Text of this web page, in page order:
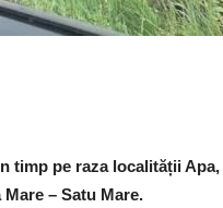
timp pe raza localității
– Satu Mare.